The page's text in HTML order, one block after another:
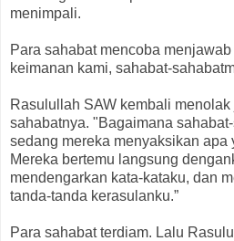
menimpali.
Para sahabat mencoba
keimanan kami, sahabat-
Rasulullah SAW kembali
sahabatnya. "Bagaimana
sedang mereka menyaksikan apa
Mereka bertemu langsung
mendengarkan kata-kataku, dan
tanda-tanda kerasulanku.”
Para sahabat terdiam. Lalu